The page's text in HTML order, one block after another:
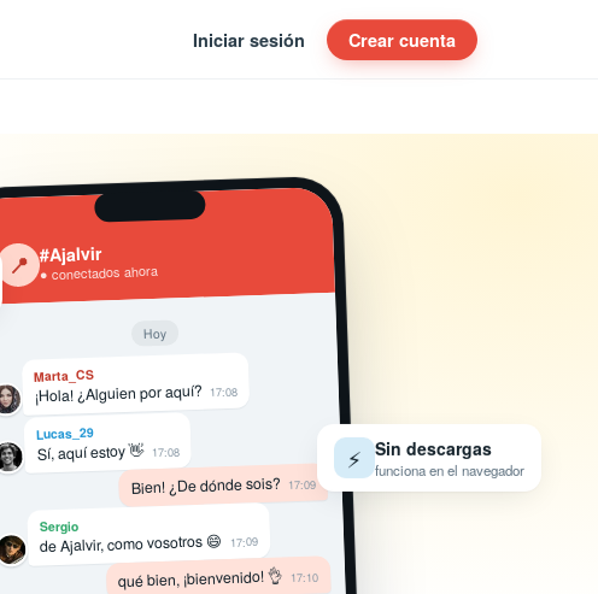
Iniciar sesión Crear cuenta
📍 #Ajalvir
● conectados ahora
Hoy
Marta_CS
¡Hola! ¿Alguien por aquí? 17:08
Lucas_29
Sí, aquí estoy 👋 17:08
Bien! ¿De dónde sois? 17:09
Sergio
de Ajalvir, como vosotros 😄 17:09
qué bien, ¡bienvenido! 👌 17:10
⚡ Sin descargas
funciona en el navegador